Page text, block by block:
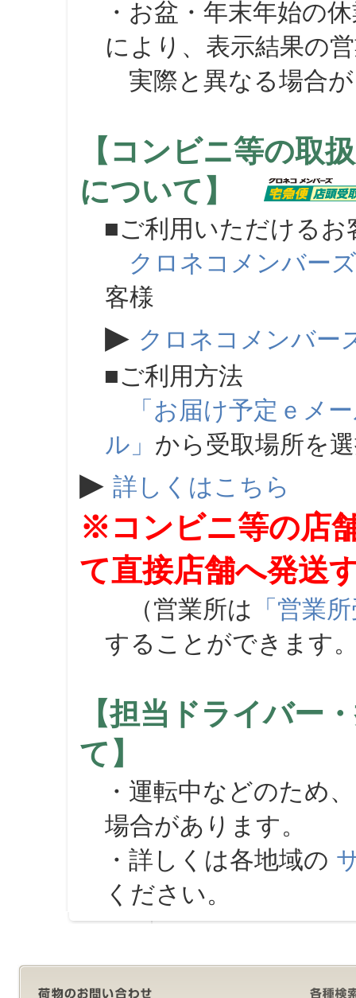
・お盆・年末年始の
により、表示結果の
実際と異なる場合が
【コンビニ等の取
について】
■ご利用いただけるお
クロネコメンバーズ
客様
▶ クロネコメンバー
■ご利用方法
「お届け予定ｅメ
ル」 から受取場所を
▶ 詳しくはこちら
※コンビニ等の店
て直接店舗へ発送
（営業所は 「営業
することができます
【担当ドライバー
て】
・運転中などのため
場合があります。
・詳しくは各地域の
ください。